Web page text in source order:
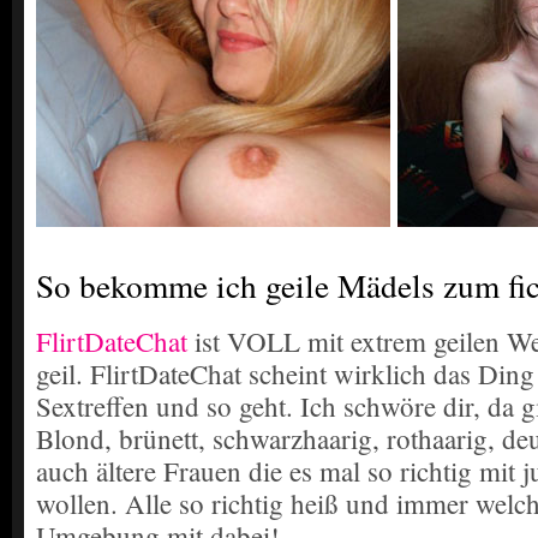
So bekomme ich geile Mädels zum
FlirtDateChatist VOLL mit extrem geilen
geil. FlirtDateChat scheint wirklich das Ding
Sextreffen und so geht. Ich schwöre dir, da
Blond, brünett, schwarzhaarig, rothaarig,
auch ältere Frauen die es mal so richtig mit
wollen. Alle so richtig heiß und immer